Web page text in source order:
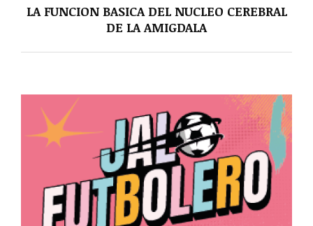
LA FUNCION BASICA DEL NUCLEO CEREBRAL
DE LA AMIGDALA